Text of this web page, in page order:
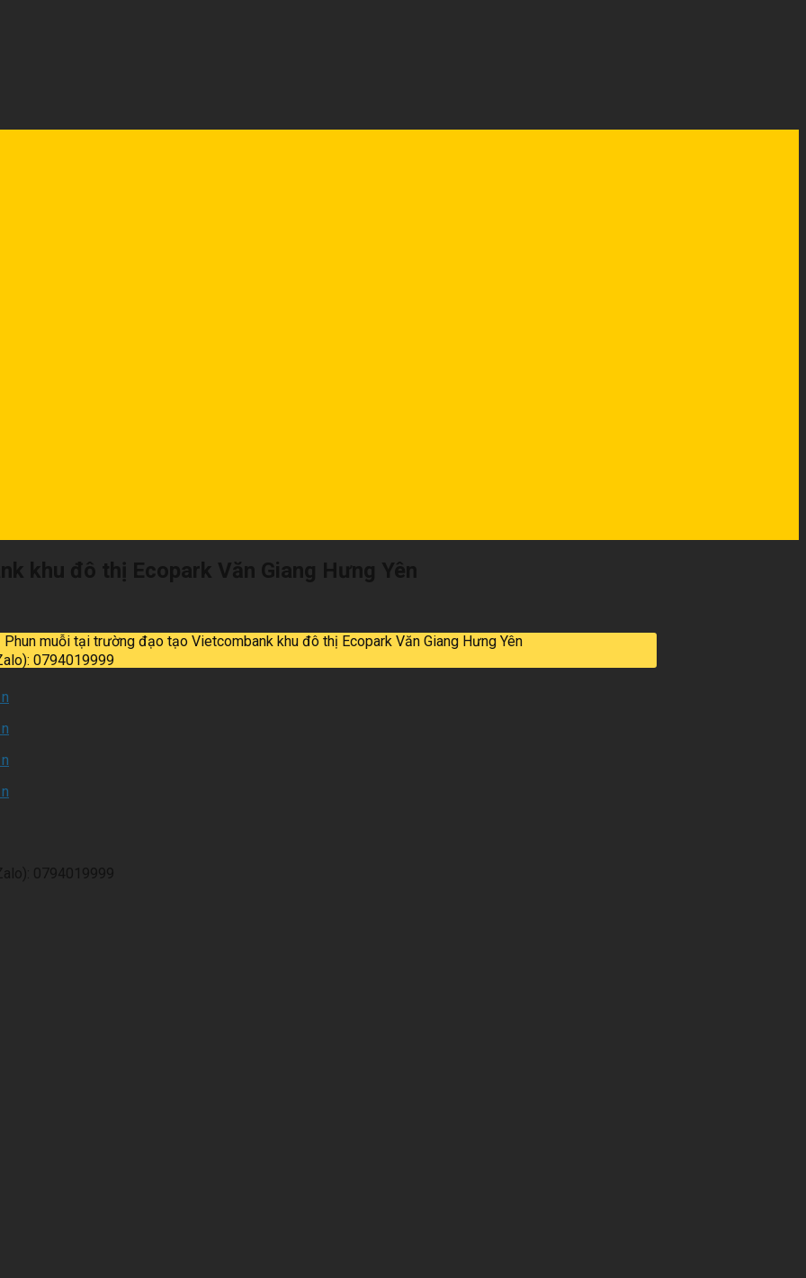
khu đô thị Ecopark Văn Giang Hưng Yên
Phun muỗi tại trường đạo tạo Vietcombank khu đô thị Ecopark Văn Giang Hưng Yên
0794019999
0794019999